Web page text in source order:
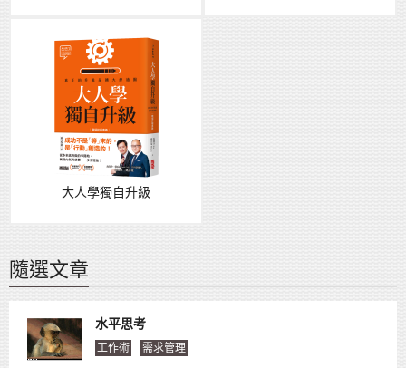
大人學獨自升級
隨選文章
水平思考
工作術 需求管理